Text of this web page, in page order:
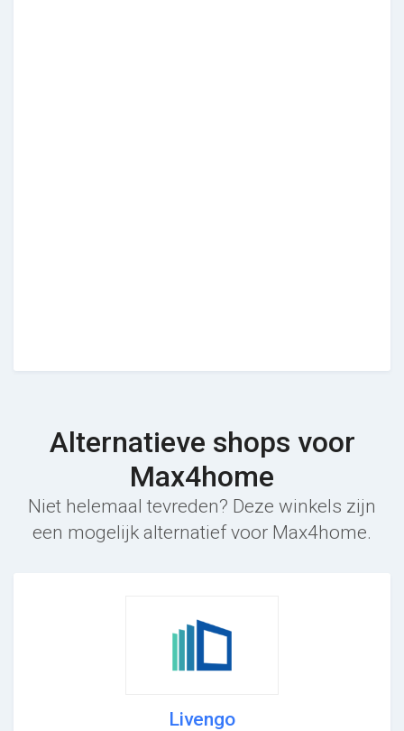
Alternatieve shops voor
Max4home
Niet helemaal tevreden? Deze winkels zijn
een mogelijk alternatief voor Max4home.
Livengo